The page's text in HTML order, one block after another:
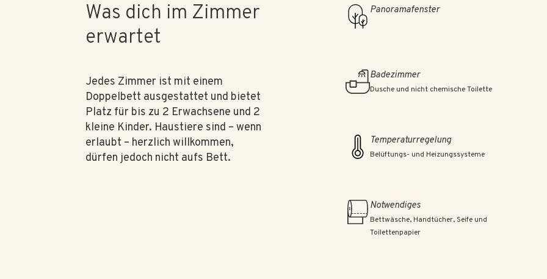
Was dich im Zimmer
erwartet
Jedes Zimmer ist mit einem
Doppelbett ausgestattet und bietet
Platz für bis zu 2 Erwachsene und 2
kleine Kinder. Haustiere sind – wenn
erlaubt – herzlich willkommen,
dürfen jedoch nicht aufs Bett.
Panoramafenster
Badezimmer
Dusche und nicht chemische Toilette
Temperaturregelung
Belüftungs- und Heizungssysteme
Notwendiges
Bettwäsche, Handtücher, Seife und
Toilettenpapier